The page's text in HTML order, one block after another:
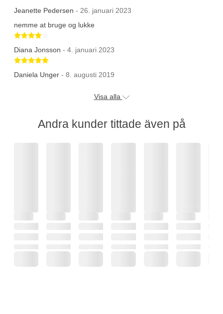
Jeanette Pedersen - 26. januari 2023
nemme at bruge og lukke
Diana Jonsson - 4. januari 2023
Betygsatt 5 av 5 stjärnor
Daniela Unger - 8. augusti 2019
Visa alla
Andra kunder tittade även på